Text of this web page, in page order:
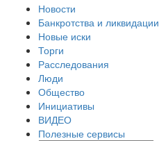
Новости
Банкротства и ликвидации
Новые иски
Торги
Расследования
Люди
Общество
Инициативы
ВИДЕО
Полезные сервисы